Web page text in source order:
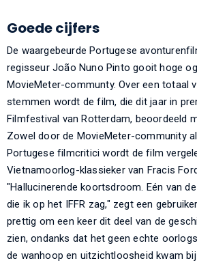
Goede cijfers
De waargebeurde Portugese
regisseur João Nuno Pinto gooit hoge
MovieMeter-communty. Over een totaal
stemmen wordt de film, die dit jaar in
Filmfestival van Rotterdam, beoordeeld
Zowel door de MovieMeter-community
Portugese filmcritici wordt de film
Vietnamoorlog-klassieker van Fracis
"Hallucinerende koortsdroom. Eén van
die ik op het IFFR zag," zegt een
prettig om een keer dit deel van de
zien, ondanks dat het geen echte
de wanhoop en uitzichtloosheid kwam